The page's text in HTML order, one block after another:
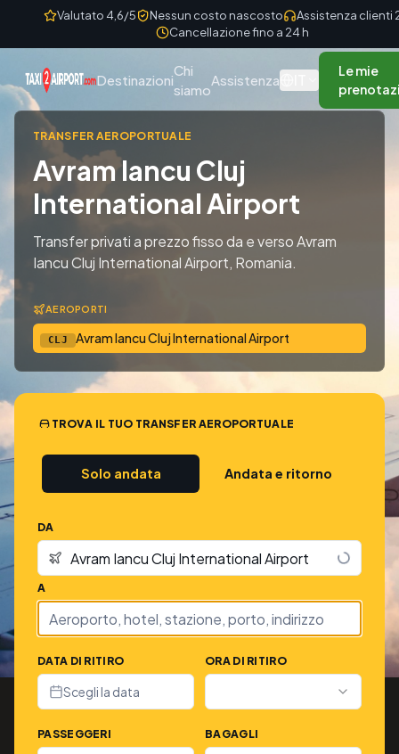
Skip to content
Valutato 4,6/5 Nessun costo nascosto
Assistenza clienti
Cancellazione fino a 24 h
Destinazioni
Chi
siamo
Assistenza
Le mie
TRANSFER AEROPORTUALE
Avram Iancu Cluj
International Airport
Transfer privati a prezzo fisso da e verso Avram
Iancu Cluj International Airport, Romania.
AEROPORTI
CLJ Avram Iancu Cluj International Airport
TROVA IL TUO TRANSFER AEROPORTUALE
Solo andata Andata e ritorno
DA
A
DATA DI RITIRO
Scegli la data
ORA DI RITIRO
PASSEGGERI BAGAGLI